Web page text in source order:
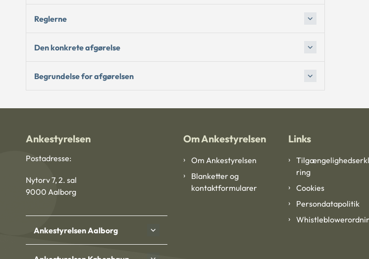
Reglerne
Den konkrete afgørelse
Begrundelse for afgørelsen
Ankestyrelsen
Postadresse:
Nytorv 7, 2. sal
9000 Aalborg
Ankestyrelsen Aalborg
Om Ankestyrelsen
Om Ankestyrelsen
Blanketter og
kontaktformularer
Links
ring
Cookies
Persondatapolitik